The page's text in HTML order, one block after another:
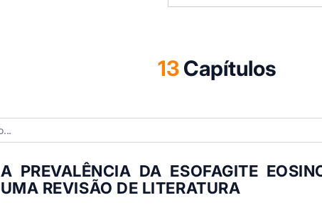
13Capítulos
A PREVALÊNCIA DA ESOFAGITE
UMA REVISÃO DE LITERATURA